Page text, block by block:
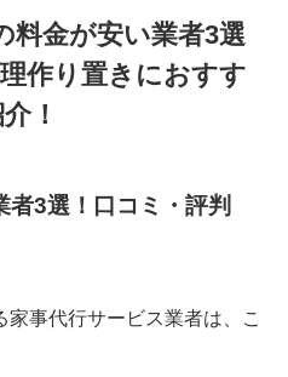
料金が安い業者3選
作り置きにおすす
！
3選！口コミ・評判
事代行サービス業者は、こ